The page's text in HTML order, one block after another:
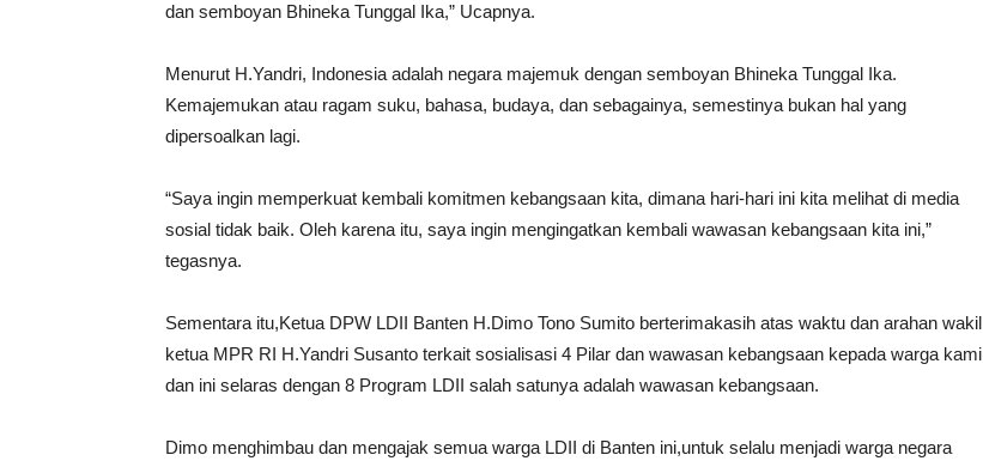
dan semboyan Bhineka Tunggal Ika,” Ucapnya.
Menurut H.Yandri, Indonesia adalah negara majemuk dengan semboyan Bhineka Tunggal Ika.
Kemajemukan atau ragam suku, bahasa, budaya, dan sebagainya, semestinya bukan hal yang
dipersoalkan lagi.
“Saya ingin memperkuat kembali komitmen kebangsaan kita, dimana hari-hari ini kita melihat di media
sosial tidak baik. Oleh karena itu, saya ingin mengingatkan kembali wawasan kebangsaan kita ini,”
tegasnya.
Sementara itu,Ketua DPW LDII Banten H.Dimo Tono Sumito berterimakasih atas waktu dan arahan wakil
ketua MPR RI H.Yandri Susanto terkait sosialisasi 4 Pilar dan wawasan kebangsaan kepada warga kami
dan ini selaras dengan 8 Program LDII salah satunya adalah wawasan kebangsaan.
Dimo menghimbau dan mengajak semua warga LDII di Banten ini,untuk selalu menjadi warga negara